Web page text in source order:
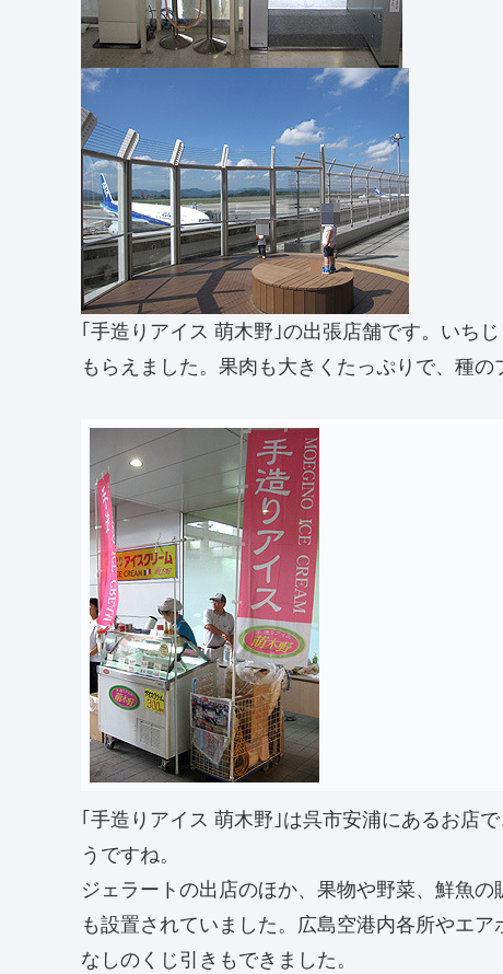
｢手造りアイス 萌木野｣の出張店舗です。いち
もらえました。果肉も大きくたっぷりで、種の
｢手造りアイス 萌木野｣は呉市安浦にあるお店
うですね。
ジェラートの出店のほか、果物や野菜、鮮魚
も設置されていました。広島空港内各所やエ
なしのくじ引きもできました。